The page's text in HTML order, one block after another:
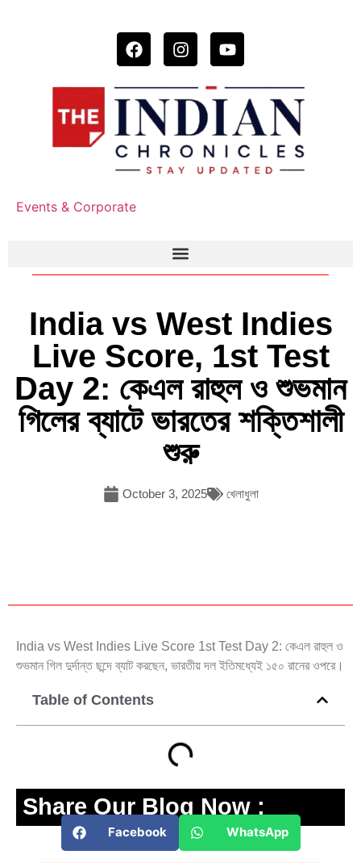
Events & Corporate
India vs West Indies
Live Score, 1st Test
Day 2: কেএল রাহুল ও শুভমান
গিলের ব্যাটে ভারতের শক্তিশালী
শুরু
October 3, 2025 খেলাধুলা
India vs West Indies Live Score 1st Test Day 2: কেএল রাহুল ও
শুভমান গিল দুর্দান্ত ছন্দে ব্যাট করছেন, ভারতীয় দল ইতিমধ্যেই ১৫০ রানের ওপরে।
Table of Contents
Share Our Blog Now :
Facebook WhatsApp